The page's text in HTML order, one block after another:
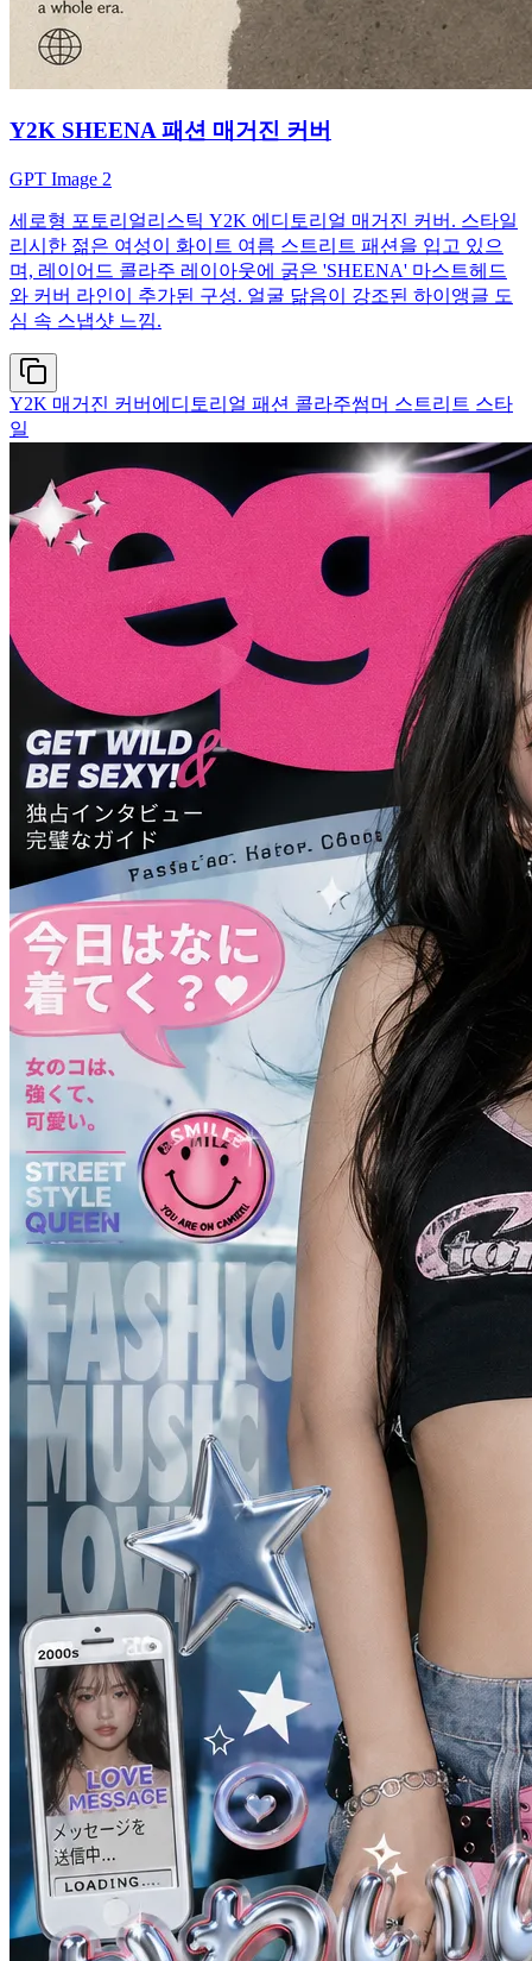
Y2K SHEENA 패션 매거진 커버
GPT Image 2
세로형 포토리얼리스틱 Y2K 에디토리얼 매거진 커버. 스타일
리시한 젊은 여성이 화이트 여름 스트리트 패션을 입고 있으
며, 레이어드 콜라주 레이아웃에 굵은 'SHEENA' 마스트헤드
와 커버 라인이 추가된 구성. 얼굴 닮음이 강조된 하이앵글 도
심 속 스냅샷 느낌.
Y2K 매거진 커버 에디토리얼 패션 콜라주썸머 스트리트 스타
일